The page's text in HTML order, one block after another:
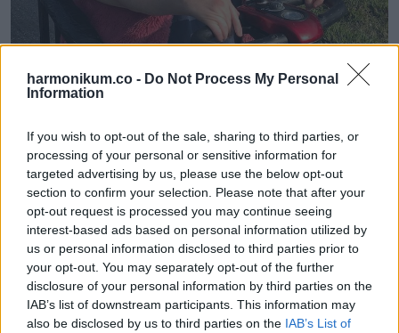
harmonikum.co - Do Not Process My Personal
Information
If you wish to opt-out of the sale, sharing to third parties, or
processing of your personal or sensitive information for
targeted advertising by us, please use the below opt-out
section to confirm your selection. Please note that after your
opt-out request is processed you may continue seeing
interest-based ads based on personal information utilized by
us or personal information disclosed to third parties prior to
your opt-out. You may separately opt-out of the further
disclosure of your personal information by third parties on the
IAB’s list of downstream participants. This information may
also be disclosed by us to third parties on the IAB’s List of
Ezt a ruhát Melissa a New York-i divathéten a Runway for
Dreams projekt részeként viselte, ahol több mint 25 ember
állt modellt olyan márkáknak otthonról, mint a Tommy Hilfiger,
a Zappos Adaptive és a Target. A virtuális kifutón több mint